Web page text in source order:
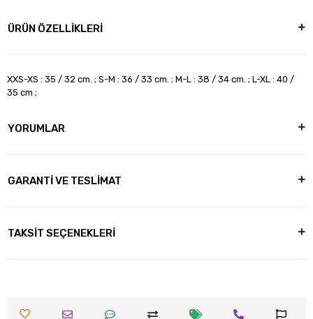
ÜRÜN ÖZELLİKLERİ
XXS-XS : 35 / 32 cm. ; S-M : 36 / 33 cm. ; M-L : 38 / 34 cm. ; L-XL : 40 /
35 cm ;
YORUMLAR
GARANTİ VE TESLİMAT
TAKSİT SEÇENEKLERİ